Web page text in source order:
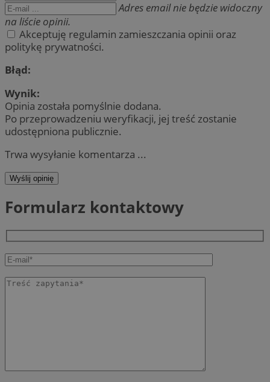
Adres email nie będzie widoczny
na liście opinii.
Akceptuję regulamin zamieszczania opinii oraz
politykę prywatności.
Błąd:
Wynik:
Opinia została pomyślnie dodana.
Po przeprowadzeniu weryfikacji, jej treść zostanie
udostępniona publicznie.
Trwa wysyłanie komentarza ...
Wyślij opinię
Formularz kontaktowy